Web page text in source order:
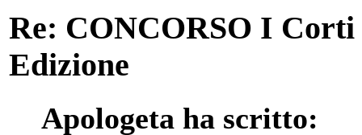
Re: CONCORSO I
Edizione
Apologeta ha scritto: